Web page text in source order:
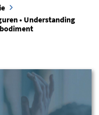
• Understanding